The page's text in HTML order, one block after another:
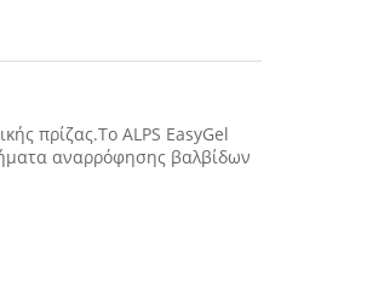
πρίζας.Το ALPS EasyGel
αναρρόφησης βαλβίδων